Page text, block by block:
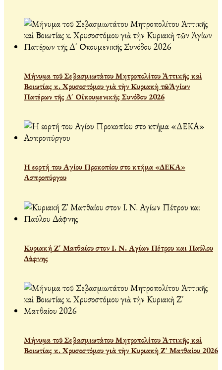
Μήνυμα τοῦ Σεβασμιωτάτου Μητροπολίτου Ἀττικῆς καὶ
Βοιωτίας κ. Χρυσοστόμου γιὰ τὴν Κυριακὴ τῶν Ἁγίων
Πατέρων τῆς Δ´ Οἰκουμενικῆς Συνόδου 2026
Η εορτή του Αγίου Προκοπίου στο κτήμα «ΔΕΚΑ»
Ασπροπύργου
Κυριακή Ζ' Ματθαίου στον Ι. Ν. Αγίων Πέτρου και Παύλου
Δάφνης
Μήνυμα τοῦ Σεβασμιωτάτου Μητροπολίτου Ἀττικῆς καὶ
Βοιωτίας κ. Χρυσοστόμου γιὰ τὴν Κυριακὴ Ζ΄ Ματθαίου 2026